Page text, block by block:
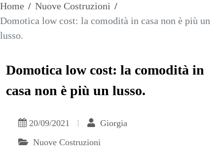
Home / Nuove Costruzioni /
Domotica low cost: la comodità in casa non è più un
lusso.
Domotica low cost: la comodità in
casa non è più un lusso.
20/09/2021
Giorgia
Nuove Costruzioni